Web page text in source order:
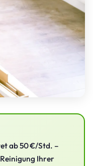
ab 50 €/Std. –
Ihrer